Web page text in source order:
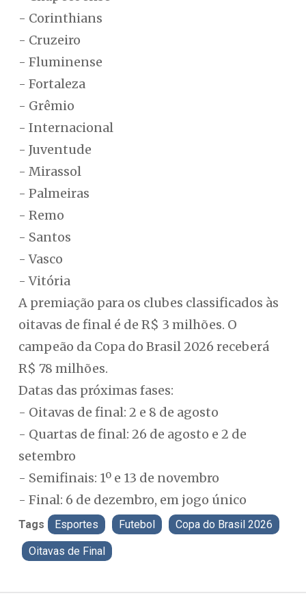
- Corinthians
- Cruzeiro
- Fluminense
- Fortaleza
- Grêmio
- Internacional
- Juventude
- Mirassol
- Palmeiras
- Remo
- Santos
- Vasco
- Vitória
A premiação para os clubes classificados às
oitavas de final é de R$ 3 milhões. O
campeão da Copa do Brasil 2026 receberá
R$ 78 milhões.
Datas das próximas fases:
- Oitavas de final: 2 e 8 de agosto
- Quartas de final: 26 de agosto e 2 de
setembro
- Semifinais: 1º e 13 de novembro
- Final: 6 de dezembro, em jogo único
Tags Esportes Futebol Copa do Brasil 2026
Oitavas de Final